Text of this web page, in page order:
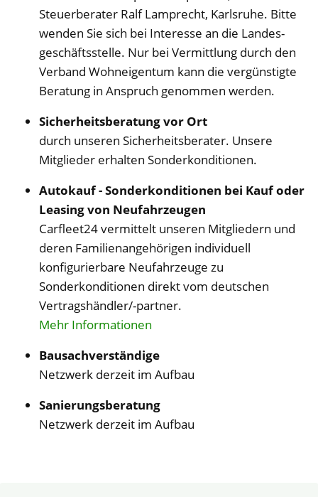
Steuerberater Ralf Lamprecht, Karlsruhe. Bitte
wenden Sie sich bei Interesse an die Landes-
geschäftsstelle. Nur bei Vermittlung durch den
Verband Wohneigentum kann die vergünstigte
Beratung in Anspruch genommen werden.
Sicherheitsberatung vor Ort
durch unseren Sicherheitsberater. Unsere
Mitglieder erhalten Sonderkonditionen.
Autokauf - Sonderkonditionen bei Kauf oder
Leasing von Neufahrzeugen
Carfleet24 vermittelt unseren Mitgliedern und
deren Familienangehörigen individuell
konfigurierbare Neufahrzeuge zu
Sonderkonditionen direkt vom deutschen
Vertragshändler/-partner.
Mehr Informationen
Bausachverständige
Netzwerk derzeit im Aufbau
Sanierungsberatung
Netzwerk derzeit im Aufbau